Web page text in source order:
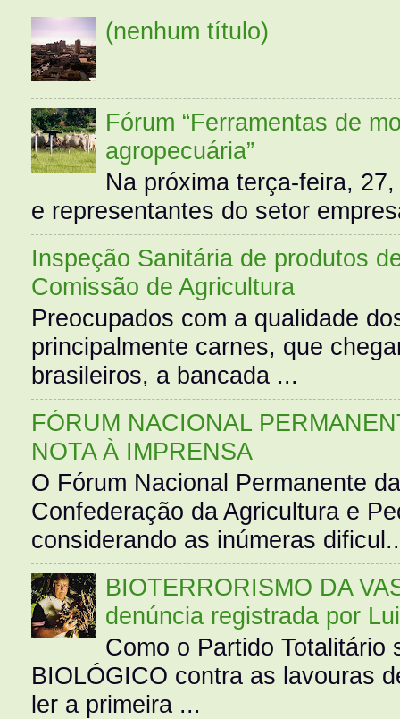
(nenhum título)
Fórum “Ferramentas de
agropecuária”
Na próxima terça-feira,
e representantes do setor
Inspeção Sanitária de produtos
Comissão de Agricultura
Preocupados com a qualidade
principalmente carnes, que
brasileiros, a bancada ...
FÓRUM NACIONAL
NOTA À IMPRENSA
O Fórum Nacional Permanente
Confederação da Agricultura e
considerando as inúmeras
BIOTERRORISMO DA
denúncia registrada por
Como o Partido Totalitário
BIOLÓGICO contra as lavouras
ler a primeira ...